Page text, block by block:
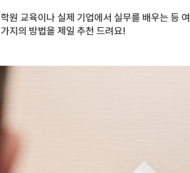
원 교육이나 실제 기업에서 실무를 배우는 등
지의 방법을 제일 추천 드려요!